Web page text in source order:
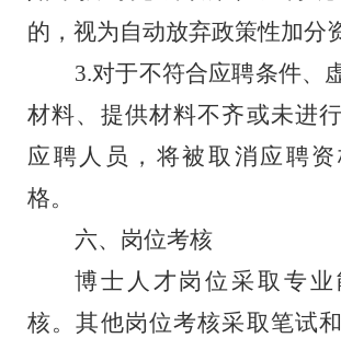
的，视为自动放弃政策性加分
3.对于不符合应聘条件、
材料、提供材料不齐或未进
应聘人员，将被取消应聘
格。
六、岗位考核
博士人才岗位采取专业
核。其他岗位考核采取笔试